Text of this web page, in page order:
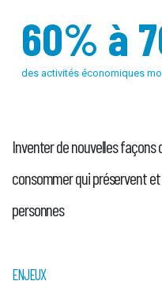
60% à
des activités économiques
Inventer de nouvelles façons
consommer qui préservent
personnes
ENJEUX